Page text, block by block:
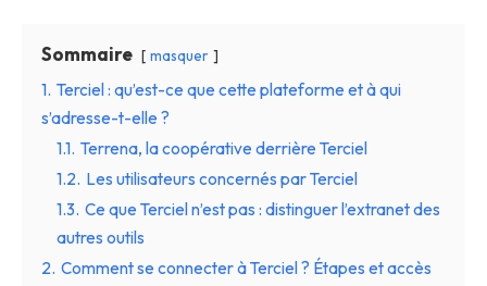
Sommaire masquer
1. Terciel : qu’est-ce que cette plateforme et à qui
s’adresse-t-elle ?
1.1. Terrena, la coopérative derrière Terciel
1.2. Les utilisateurs concernés par Terciel
1.3. Ce que Terciel n’est pas : distinguer l’extranet des
autres outils
2. Comment se connecter à Terciel ? Étapes et accès